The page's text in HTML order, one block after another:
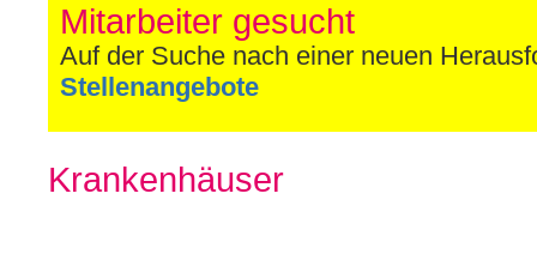
Mitarbeiter gesucht
Auf der Suche nach einer neuen
Stellenangebote
Krankenhäuser